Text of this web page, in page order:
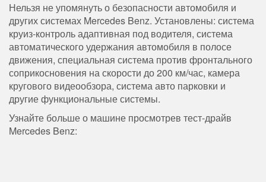
Нельзя не упомянуть о безопасности автомобиля и
других системах Mercedes Benz. Установлены: система
круиз-контроль адаптивная под водителя, система
автоматического удержания автомобиля в полосе
движения, специальная система против фронтального
соприкосновения на скорости до 200 км/час, камера
кругового видеообзора, система авто парковки и
другие функциональные системы.
Узнайте больше о машине просмотрев тест-драйв
Mercedes Benz: